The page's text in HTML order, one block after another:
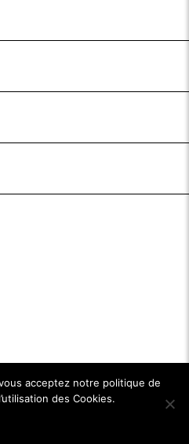
acceptez notre politique de
des Cookies.